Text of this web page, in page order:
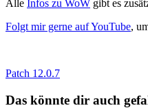
Alle Infos zu WoW gibt es
Folgt mir gerne auf YouTube,
Patch 12.0.7
Das könnte dir auch